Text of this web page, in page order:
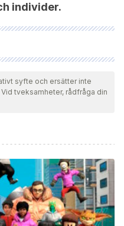
individer.
noggrant av vårt team
aktualitet och
ansågs vara tillförlitlig
J. L. (1995). La teoría
atributivos: hacia la
de Psicología Social,
syfte och ersätter inte
tveksamheter, rådfråga din